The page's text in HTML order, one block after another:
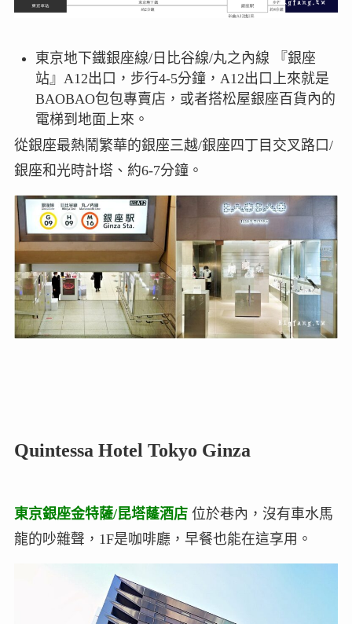
東京地下鐵銀座線/日比谷線/丸之內線 『銀座
站』A12出口，步行4-5分鐘，A12出口上來就是
BAOBAO包包專賣店，或者搭松屋銀座百貨內的
電梯到地面上來。
從銀座最熱鬧繁華的銀座三越/銀座四丁目交叉路口/
銀座和光時計塔、約6-7分鐘。
Quintessa Hotel Tokyo Ginza
東京銀座金特薩/昆塔蕯酒店 位於巷內，沒有車水馬
龍的吵雜聲，1F是咖啡廳，早餐也能在這享用。